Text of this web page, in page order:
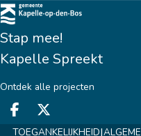
Stap mee!
Kapelle Spreekt
Ontdek alle projecten
Deel op facebook
Deel op X
TOEGANKELIJKHEID|